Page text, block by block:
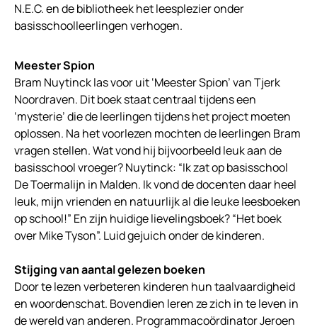
N.E.C. en de bibliotheek het leesplezier onder
basisschoolleerlingen verhogen.
Meester Spion
Bram Nuytinck las voor uit ‘Meester Spion’ van Tjerk
Noordraven. Dit boek staat centraal tijdens een
‘mysterie’ die de leerlingen tijdens het project moeten
oplossen. Na het voorlezen mochten de leerlingen Bram
vragen stellen. Wat vond hij bijvoorbeeld leuk aan de
basisschool vroeger? Nuytinck: “Ik zat op basisschool
De Toermalijn in Malden. Ik vond de docenten daar heel
leuk, mijn vrienden en natuurlijk al die leuke leesboeken
op school!” En zijn huidige lievelingsboek? “Het boek
over Mike Tyson”. Luid gejuich onder de kinderen.
Stijging van aantal gelezen boeken
Door te lezen verbeteren kinderen hun taalvaardigheid
en woordenschat. Bovendien leren ze zich in te leven in
de wereld van anderen. Programmacoördinator Jeroen